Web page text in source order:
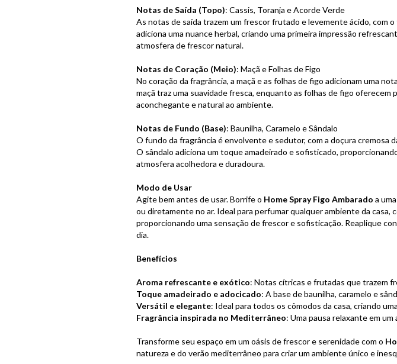
Notas de Saída (Topo): Cassis, Toranja e Acorde Verde
As notas de saída trazem um frescor frutado e levemente ácido, com
adiciona uma nuance herbal, criando uma primeira impressão
atmosfera de frescor natural.
Notas de Coração (Meio): Maçã e Folhas de Figo
No coração da fragrância, a maçã e as folhas de figo adicionam uma
maçã traz uma suavidade fresca, enquanto as folhas de figo
aconchegante e natural ao ambiente.
Notas de Fundo (Base): Baunilha, Caramelo e Sândalo
O fundo da fragrância é envolvente e sedutor, com a doçura cremosa
O sândalo adiciona um toque amadeirado e sofisticado,
atmosfera acolhedora e duradoura.
Modo de Usar
Agite bem antes de usar. Borrife o Home Spray Figo Ambarado a
ou diretamente no ar. Ideal para perfumar qualquer ambiente da casa,
proporcionando uma sensação de frescor e sofisticação. Reaplique
dia.
Benefícios
Aroma refrescante e exótico: Notas cítricas e frutadas que trazem
Toque amadeirado e adocicado: A base de baunilha, caramelo e
Versátil e elegante: Ideal para todos os cômodos da casa, criando
Fragrância inspirada no Mediterrâneo: Uma pausa relaxante em
Transforme seu espaço em um oásis de frescor e serenidade com o
natureza e do verão mediterrâneo para criar um ambiente único e